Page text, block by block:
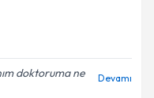
doktoruma ne
Devamı